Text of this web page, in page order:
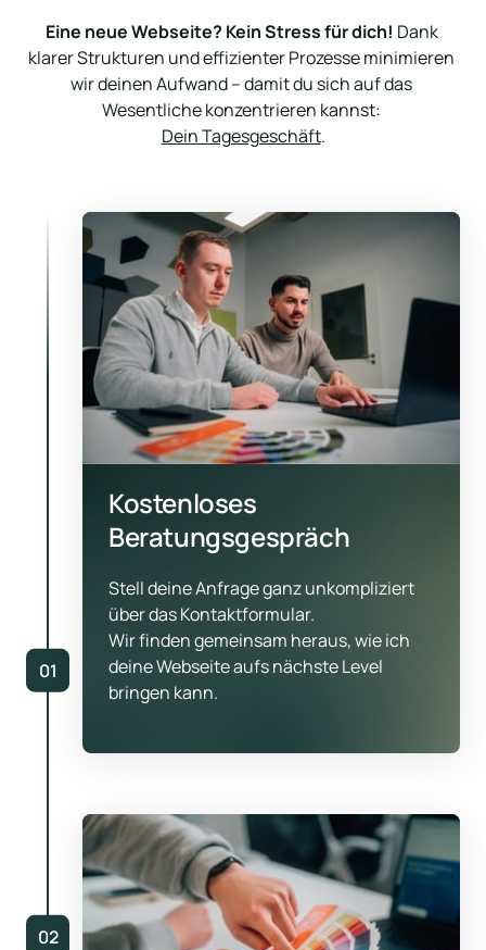
Eine neue Webseite? Kein Stress für dich! Dank
klarer Strukturen und effizienter Prozesse minimieren
wir deinen Aufwand – damit du sich auf das
Dein Tagesgeschäft.
01
Kostenloses
Beratungsgespräch
Stell deine Anfrage ganz unkompliziert
über das Kontaktformular.
Wir finden gemeinsam heraus, wie ich
deine Webseite aufs nächste Level
bringen kann.
02